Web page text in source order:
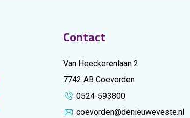
Contact
Van Heeckerenlaan 2
7742 AB Coevorden
0524-593800
coevorden@denieuweveste.nl